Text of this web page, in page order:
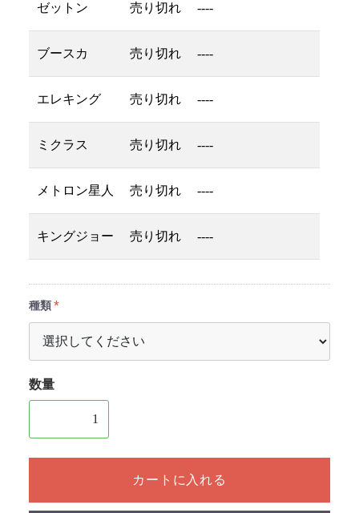
ゼットン 売り切れ ----
ブースカ 売り切れ ----
エレキング 売り切れ ----
ミクラス 売り切れ ----
メトロン星人 売り切れ ----
キングジョー 売り切れ ----
種類
数量
1個以上の数量を入力してください
カートに入れる